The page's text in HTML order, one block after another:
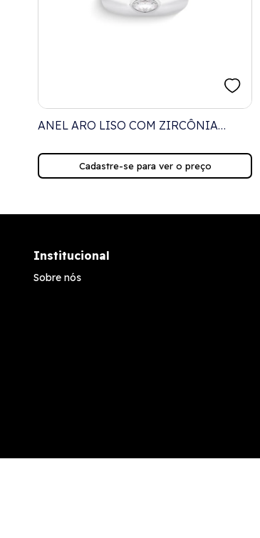
ANEL ARO LISO COM ZIRCÔNIA
Cadastre-se para ver o preço
Institucional
Sobre nós